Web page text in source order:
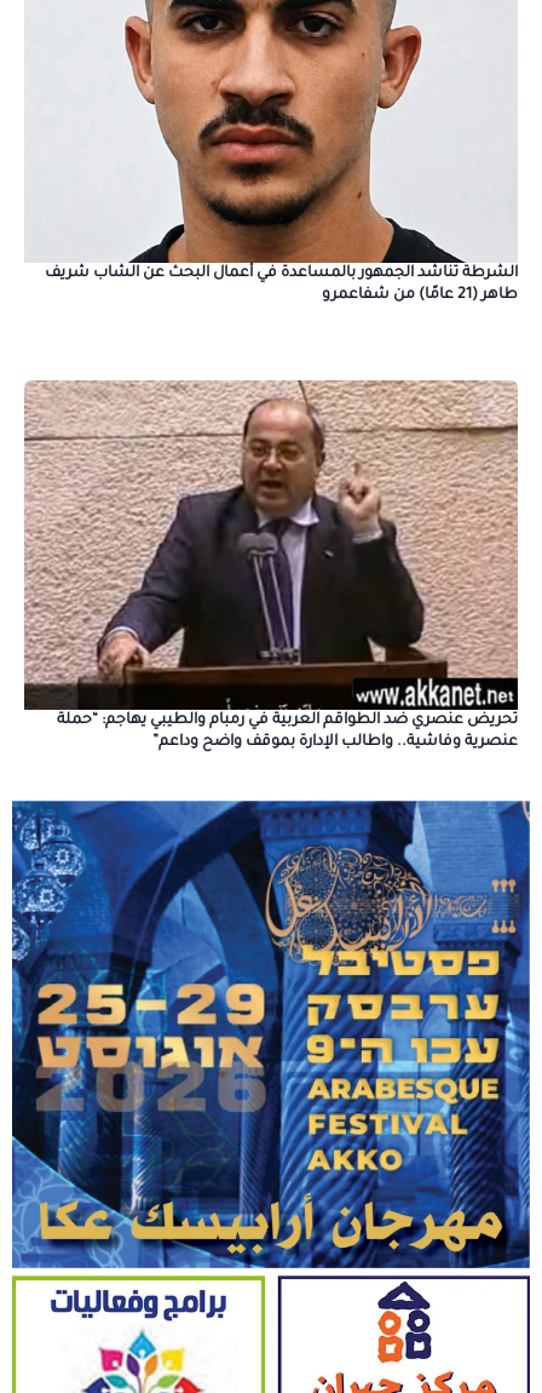
الشرطة تناشد الجمهور بالمساعدة في أعمال البحث عن الشاب شريف
طاهر (21 عامًا) من شفاعمرو
تحريض عنصري ضد الطواقم العربية في رمبام والطيبي يهاجم: “حملة
عنصرية وفاشية.. واطالب الإدارة بموقف واضح وداعم”